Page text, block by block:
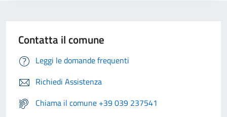
Contatta il comune
Leggi le domande frequenti
Richiedi Assistenza
Chiama il comune +39 039 237541